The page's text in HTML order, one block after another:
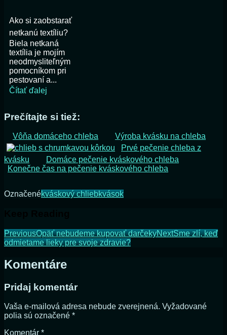
Ako si zaobstarať
netkanú textíliu?
Biela netkaná
textília je mojím
neodmysliteľným
pomocníkom pri
pestovaní a...
Čítať ďalej
Prečítajte si tiež:
Vôňa domáceho chleba
Výroba kvásku na chleba
Prvé pečenie chleba z
kvásku
Domáce pečenie kváskového chleba
Konečne čas na pečenie kváskového chleba
Označenékváskový chliebkvások
PreviousOpäť nebudeme kupovať darčekyNextSme zlí, keď
odmietame lieky pre svoje zdravie?
Komentáre
Pridaj komentár
Vaša e-mailová adresa nebude zverejnená. Vyžadované
polia sú označené *
Komentár *